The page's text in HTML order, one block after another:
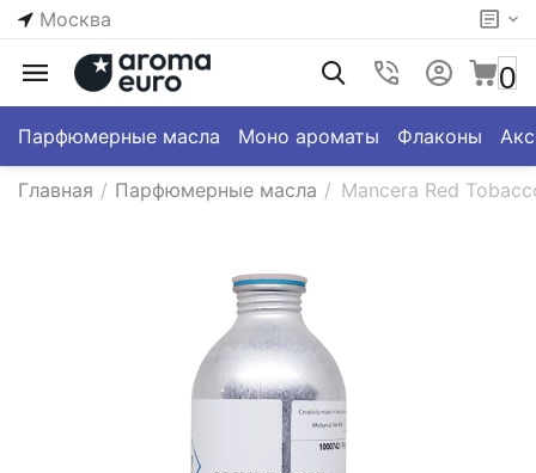
Москва
0
Парфюмерные масла Моно ароматы Флаконы
Главная / Парфюмерные масла / Mancera Red